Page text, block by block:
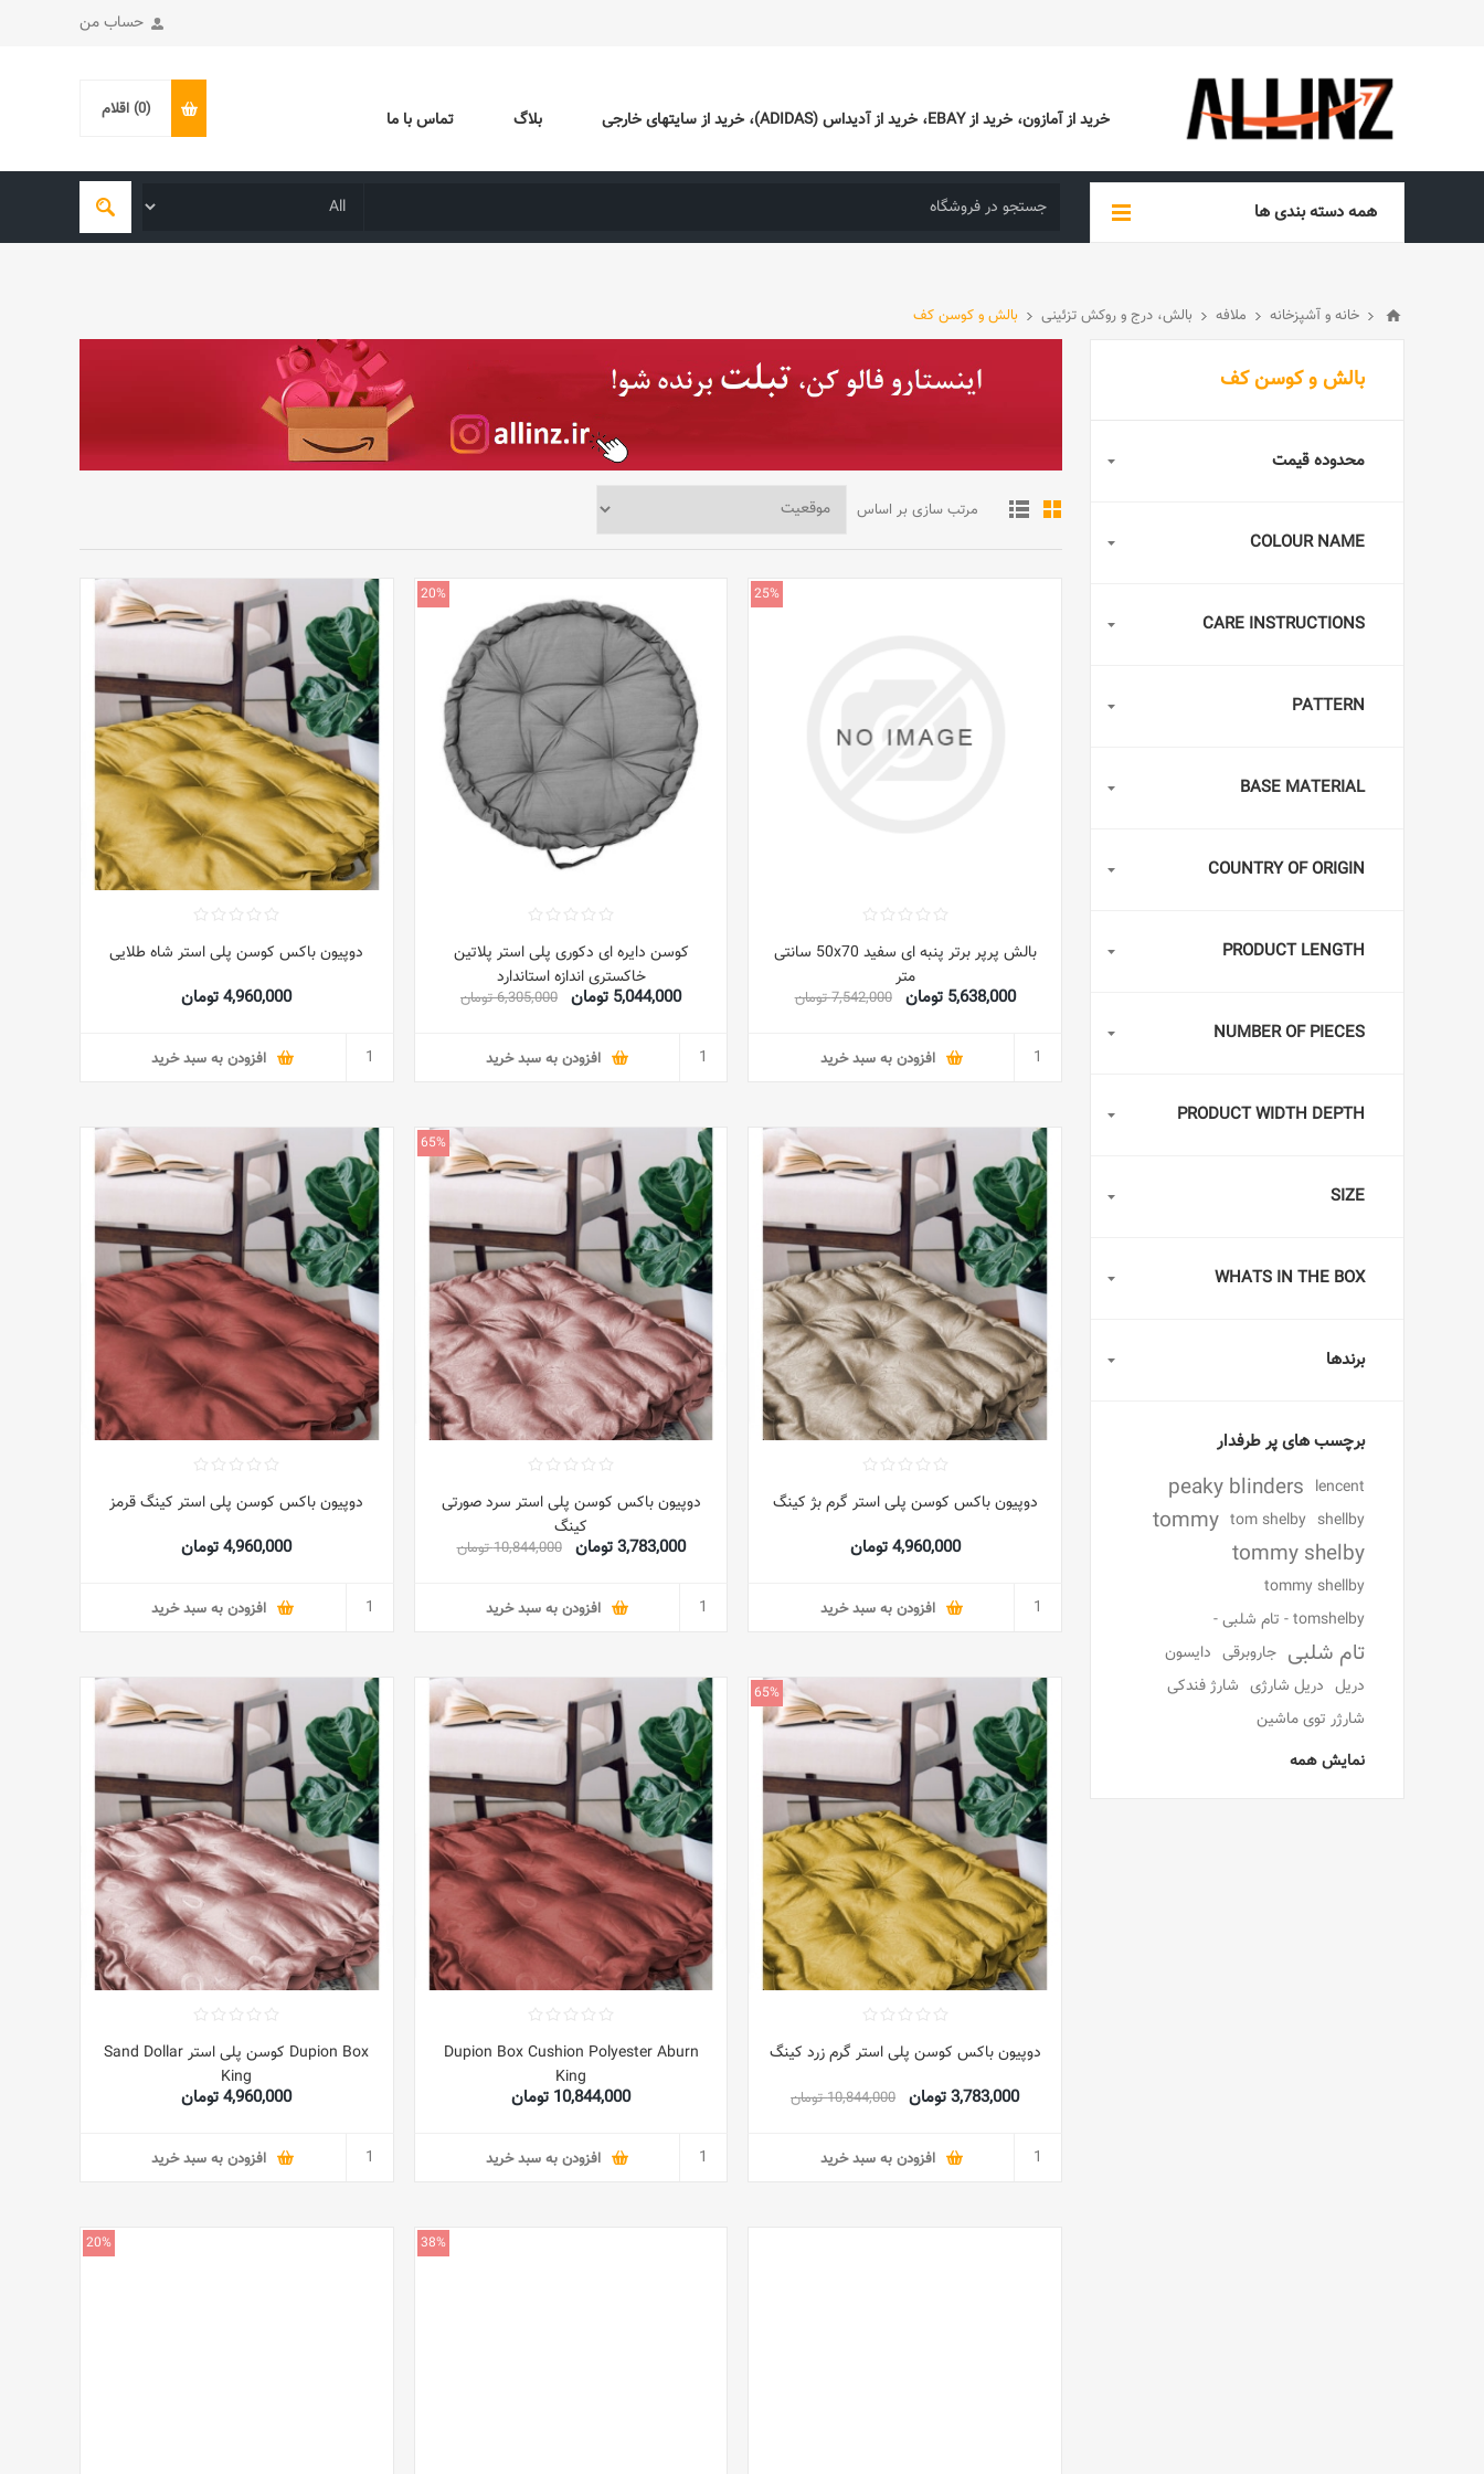
حساب من
خرید از آمازون، خرید از EBAY، خرید از آدیداس (ADIDAS)، خرید از سایتهای خارجی بلاگ تماس با ما (0) اقلام
همه دسته بندی ها
خانه و آشپزخانه ملافه بالش، درج و روکش تزئینی بالش و کوسن کف
مرتب سازی بر اساس
25%
بالش پرپر برتر پنبه ای سفید 50x70 سانتی
متر
5,638,000 تومان 7,542,000 تومان
افزودن به سبد خرید
20%
کوسن دایره ای دکوری پلی استر پلاتین
خاکستری اندازه استاندارد
5,044,000 تومان 6,305,000 تومان
افزودن به سبد خرید
دوپیون باکس کوسن پلی استر شاه طلایی
4,960,000 تومان
افزودن به سبد خرید
دوپیون باکس کوسن پلی استر گرم بژ کینگ
4,960,000 تومان
افزودن به سبد خرید
65%
دوپیون باکس کوسن پلی استر سرد صورتی
کینگ
3,783,000 تومان 10,844,000 تومان
افزودن به سبد خرید
دوپیون باکس کوسن پلی استر کینگ قرمز
4,960,000 تومان
افزودن به سبد خرید
65%
دوپیون باکس کوسن پلی استر گرم زرد کینگ
3,783,000 تومان 10,844,000 تومان
افزودن به سبد خرید
Dupion Box Cushion Polyester Aburn
King
10,844,000 تومان
افزودن به سبد خرید
Dupion Box کوسن پلی استر Sand Dollar
King
4,960,000 تومان
افزودن به سبد خرید
38%
20%
بالش و کوسن کف
محدوده قیمت
COLOUR NAME
CARE INSTRUCTIONS
PATTERN
BASE MATERIAL
COUNTRY OF ORIGIN
PRODUCT LENGTH
NUMBER OF PIECES
PRODUCT WIDTH DEPTH
SIZE
WHATS IN THE BOX
برندها
برچسب های پر طرفدار
lencent
peaky blinders
shellby
tom shelby
tommy
tommy shelby
tommy shellby
tomshelby - تام شلبی -
تام شلبی جاروبرقی دایسون
دریل دریل شارژی شارژ فندکی
شارژر توی ماشین
نمایش همه